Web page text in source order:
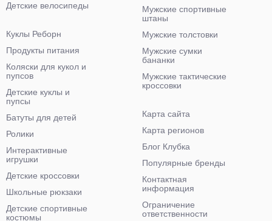
Детские велосипеды
Мужские спортивные
штаны
Мужские толстовки
Мужские сумки
бананки
Мужские тактические
кроссовки
Куклы Реборн
Продукты питания
Коляски для кукол и
пупсов
Детские куклы и
пупсы
Батуты для детей
Ролики
Интерактивные
игрушки
Детские кроссовки
Школьные рюкзаки
Детские спортивные
костюмы
Карта сайта
Карта регионов
Блог Клубка
Популярные бренды
Контактная
информация
Ограничение
ответственности